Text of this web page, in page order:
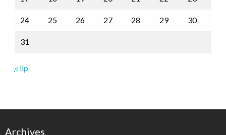
24 25 26 27 28 29 30
31
« lip
Archives